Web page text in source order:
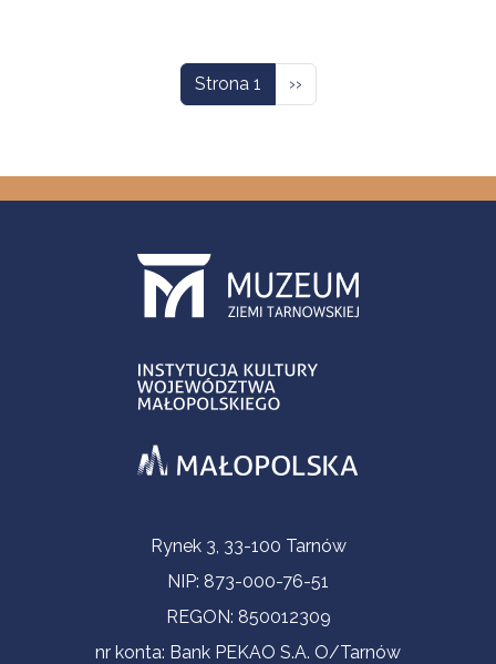
Strona 1 Następna strona
››
Informacje kontaktoweRynek 3, 33-100 Tarnów
NIP: 873-000-76-51
REGON: 850012309
nr konta: Bank PEKAO S.A. O/Tarnów